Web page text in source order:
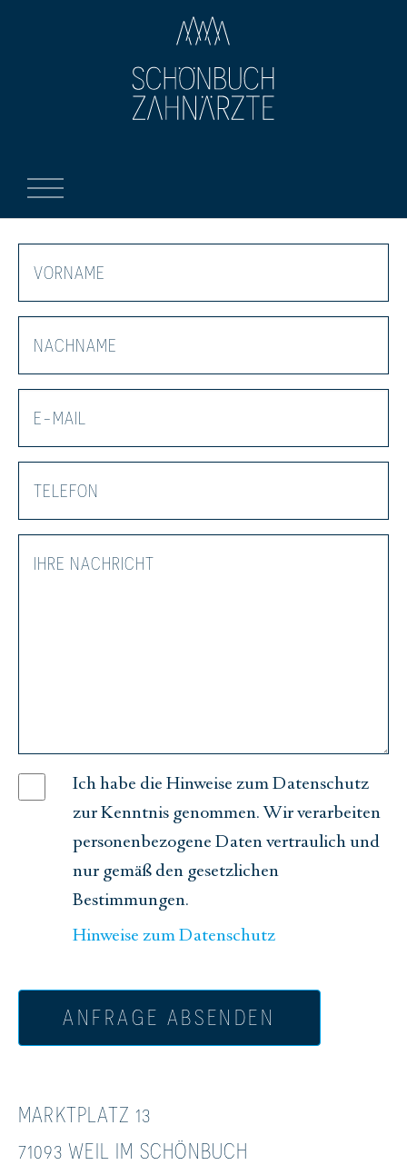
Zum Hauptinhalt springen
Ich habe die Hinweise zum Datenschutz
zur Kenntnis genommen. Wir verarbeiten
personenbezogene Daten vertraulich und
nur gemäß den gesetzlichen
Bestimmungen.
Hinweise zum Datenschutz
ANFRAGE ABSENDEN
MARKTPLATZ 13
71093 WEIL IM SCHÖNBUCH